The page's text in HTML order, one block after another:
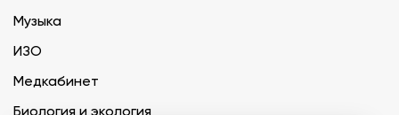
Музыка
ИЗО
Медкабинет
Биология и экология